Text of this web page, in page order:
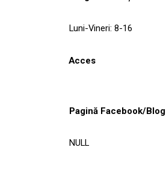
Luni-Vineri: 8-16
Acces
Pagină Facebook/Blog
NULL